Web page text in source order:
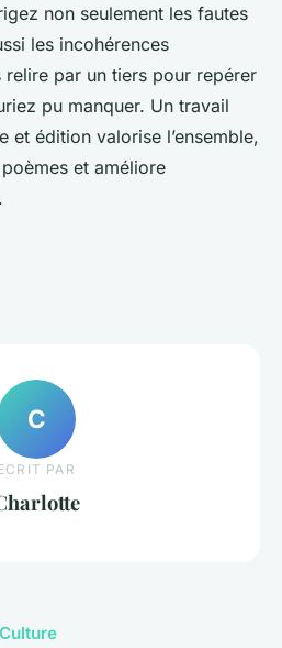
non seulement les fautes
les incohérences
par un tiers pour repérer
pu manquer. Un travail
et édition valorise l’ensemble,
et améliore
C
PAR